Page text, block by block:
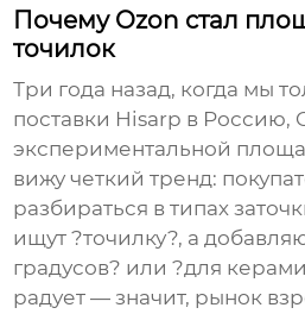
Почему Ozon стал
точилок
Три года назад, когда мы
поставки Hisarp в Россию,
экспериментальной
вижу четкий тренд:
разбираться в типах
ищут ?точилку?, а
градусов? или ?для
радует — значит, рынок